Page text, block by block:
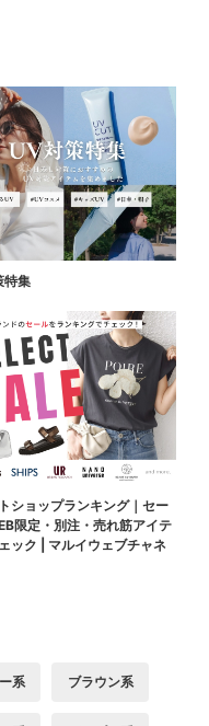
特集
ショップランキング｜セー
限定・別注・売れ筋アイテ
ック | マルイウェブチャネ
系 ブラウン系